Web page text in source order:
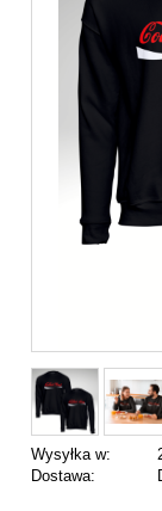
Wysyłka w:
Dostawa:
Cena nie